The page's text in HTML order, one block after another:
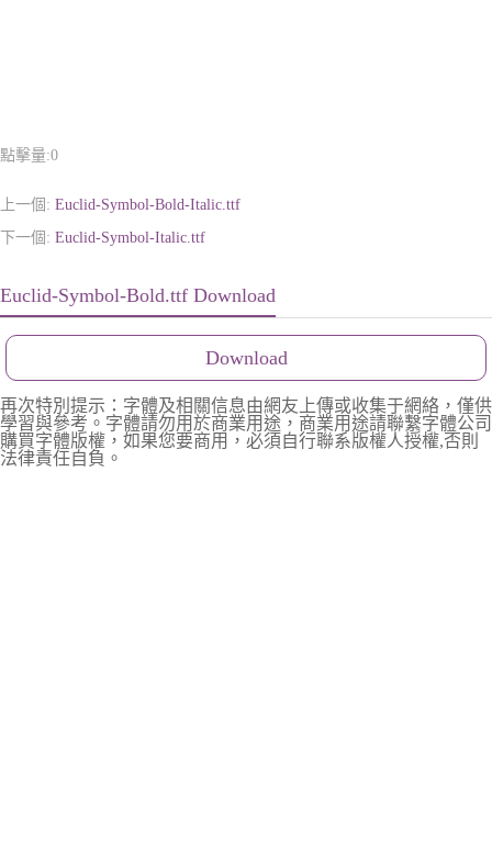
點擊量:0
上一個: Euclid-Symbol-Bold-Italic.ttf
下一個: Euclid-Symbol-Italic.ttf
Euclid-Symbol-Bold.ttf Download
Download
再次特別提示：字體及相關信息由網友上傳或收集于網絡，僅供
學習與參考。字體請勿用於商業用途，商業用途請聯繫字體公司
購買字體版權，如果您要商用，必須自行聯系版權人授權,否則
法律責任自負。